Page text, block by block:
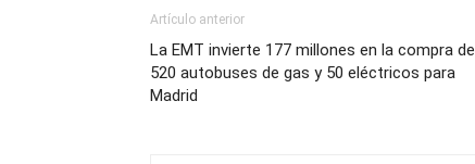
Artículo anterior
La EMT invierte 177 millones en la compra de
520 autobuses de gas y 50 eléctricos para
Madrid